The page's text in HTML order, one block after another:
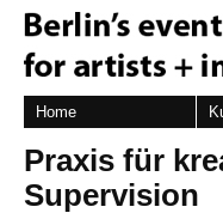
Home
Praxis für
Supervision